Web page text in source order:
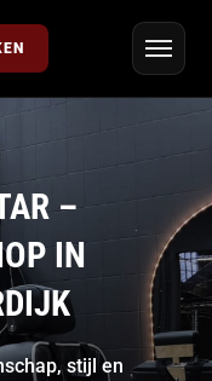
–
IN
stijl en